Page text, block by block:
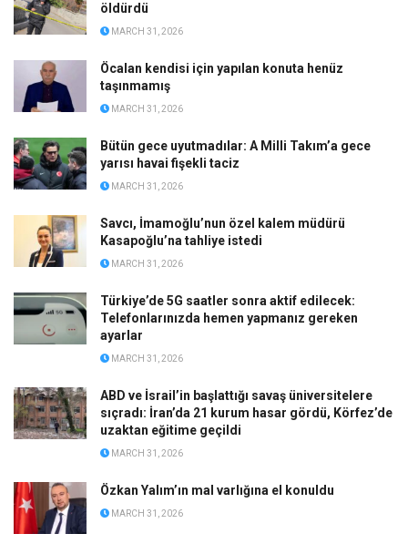
öldürdü
MARCH 31, 2026
Öcalan kendisi için yapılan konuta henüz
taşınmamış
MARCH 31, 2026
Bütün gece uyutmadılar: A Milli Takım’a gece
yarısı havai fişekli taciz
MARCH 31, 2026
Savcı, İmamoğlu’nun özel kalem müdürü
Kasapoğlu’na tahliye istedi
MARCH 31, 2026
Türkiye’de 5G saatler sonra aktif edilecek:
Telefonlarınızda hemen yapmanız gereken
ayarlar
MARCH 31, 2026
ABD ve İsrail’in başlattığı savaş üniversitelere
sıçradı: İran’da 21 kurum hasar gördü, Körfez’de
uzaktan eğitime geçildi
MARCH 31, 2026
Özkan Yalım’ın mal varlığına el konuldu
MARCH 31, 2026